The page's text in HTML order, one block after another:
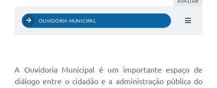
OUVIDORIA MUNICIPAL
A Ouvidoria Municipal é um importante espaço de
diálogo entre o cidadão e a administração pública do